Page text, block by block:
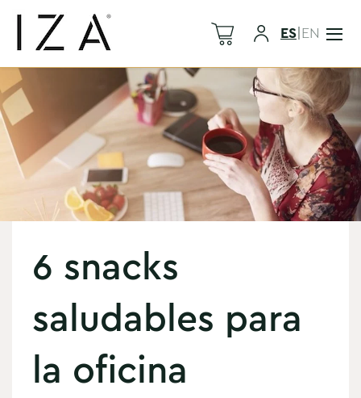
ES|EN
6 snacks
saludables para
la oficina